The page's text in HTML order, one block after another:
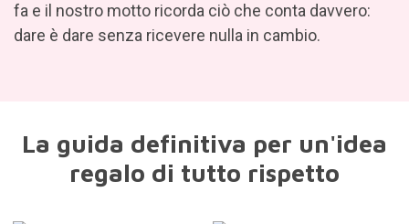
fa e il nostro motto ricorda ciò che conta davvero:
dare è dare senza ricevere nulla in cambio.
La guida definitiva per un'idea
regalo di tutto rispetto